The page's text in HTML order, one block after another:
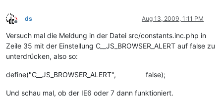
Offline
ds Aug 13, 2009, 1:11 PM
Versuch mal die Meldung in der Datei src/constants.inc.php in
Zeile 35 mit der Einstellung C__JS_BROWSER_ALERT auf false zu
unterdrücken, also so:
define("C__JS_BROWSER_ALERT", false);
Und schau mal, ob der IE6 oder 7 dann funktioniert.